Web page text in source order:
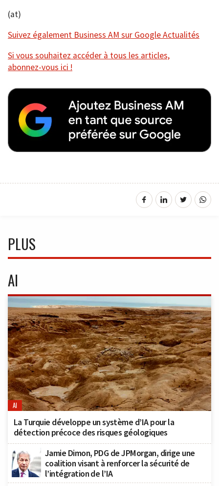
(at)
Suivez également Business AM sur Google Actualités
Si vous souhaitez accéder à tous les articles,
abonnez-vous ici !
PLUS
AI
AI
La Turquie développe un système d’IA pour la
détection précoce des risques géologiques
Jamie Dimon, PDG de JPMorgan, dirige une
coalition visant à renforcer la sécurité de
l’intégration de l’IA